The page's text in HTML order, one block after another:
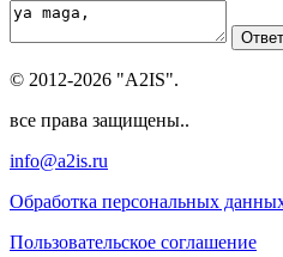
© 2012-2026 "A2IS".
все права защищены..
info@a2is.ru
Обработка персональных
Пользовательское соглашение